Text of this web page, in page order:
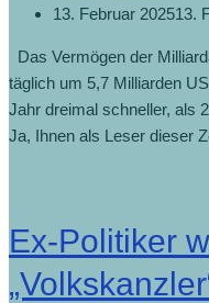
13. Februar 202513.
Das Vermögen der
täglich um 5,7 Milliarden
Jahr dreimal schneller, als
Ja, Ihnen als Leser dieser
Ex-Politiker